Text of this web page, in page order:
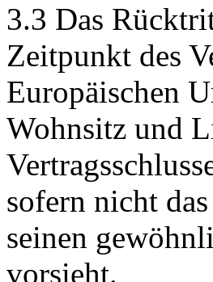
3.3 Das
Zeitpunkt des
Europäischen
Wohnsitz und
sofern nicht
seinen
vorsieht.